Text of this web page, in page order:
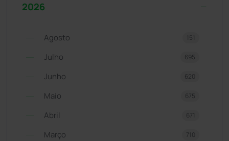
2026
Agosto 151
Julho 695
Junho 620
Maio 675
Abril 671
Março 710